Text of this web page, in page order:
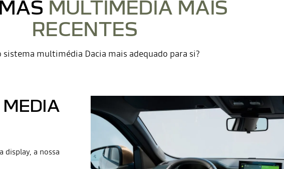
MULTIMÉDIA MAIS
RECENTES
sistema multimédia Dacia mais adequado para si?
display, a nossa